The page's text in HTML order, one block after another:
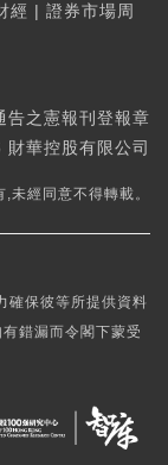
經 | 證券市場周
告之憲報刊登報章
華控股有限公司
未經同意不得轉載。
確保彼等所提供資料
錯漏而令閣下蒙受